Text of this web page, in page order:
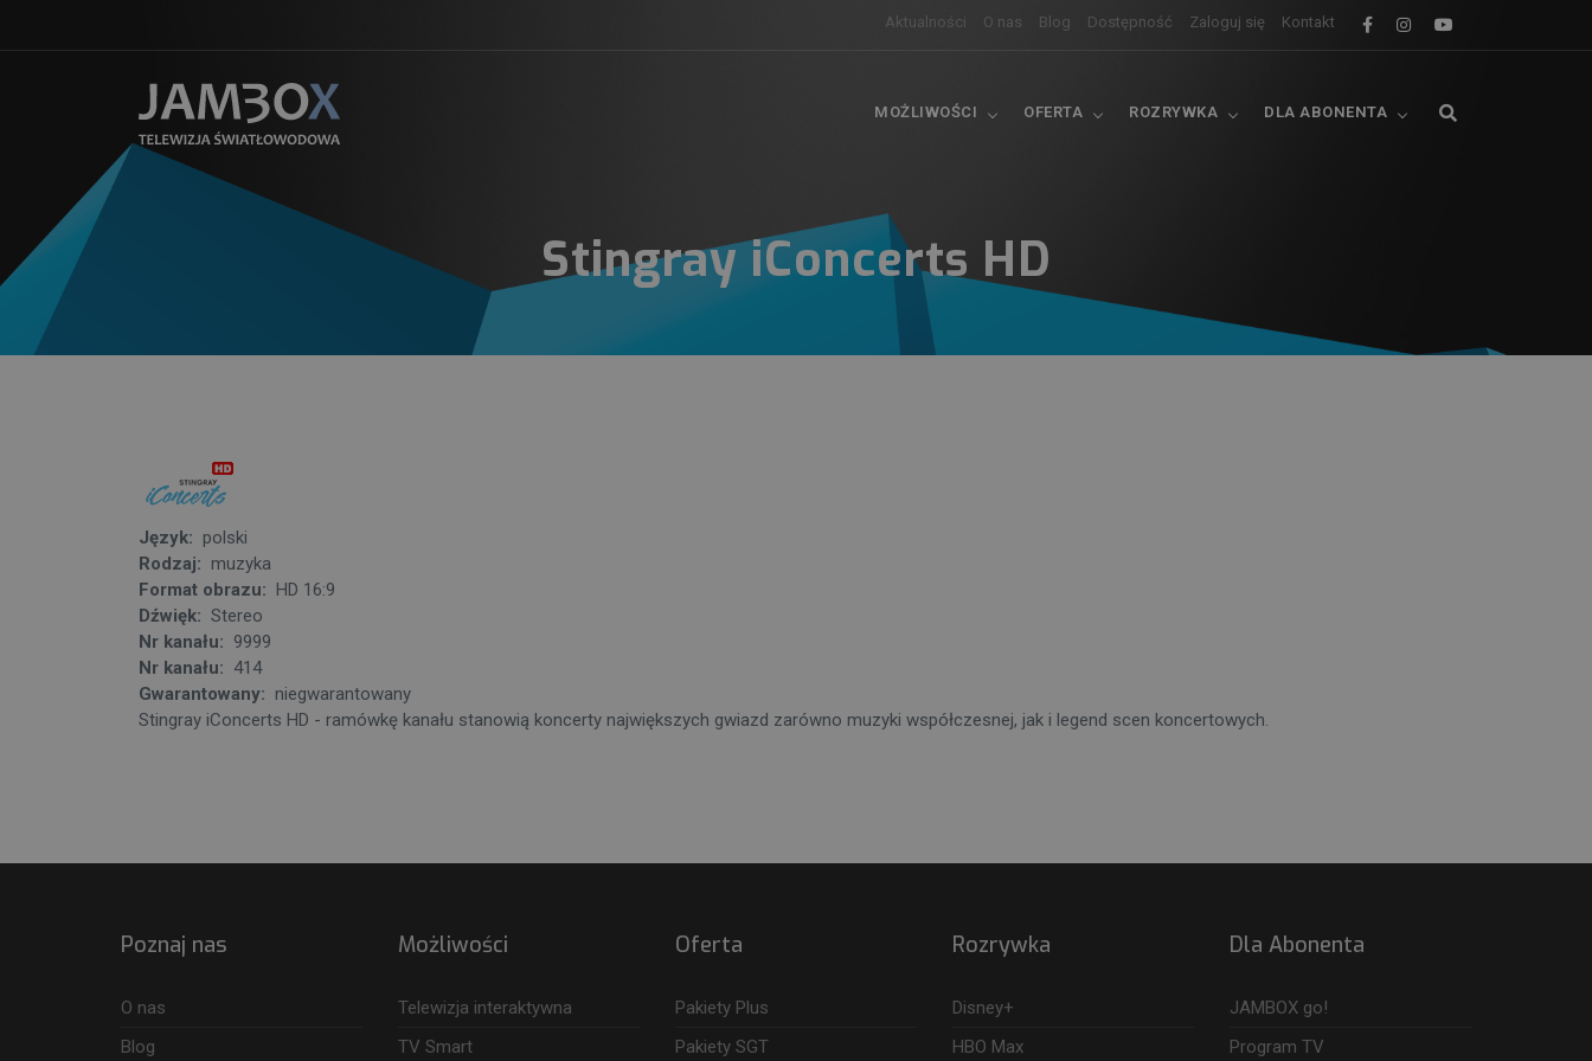
Aktualności O nas Blog Dostępność Zaloguj się Kontakt
MOŻLIWOŚCI OFERTA ROZRYWKA DLA ABONENTA
Stingray iConcerts HD
Język: polski
Rodzaj: muzyka
Format obrazu: HD 16:9
Dźwięk: Stereo
Nr kanału: 9999
Nr kanału: 414
Gwarantowany: niegwarantowany
Stingray iConcerts HD - ramówkę kanału stanowią koncerty największych gwiazd zarówno muzyki współczesnej, jak i legend scen koncertowych.
Poznaj nas
O nas
Blog
Możliwości
Telewizja interaktywna
TV Smart
Oferta
Pakiety Plus
Pakiety SGT
Rozrywka
Disney+
HBO Max
Dla Abonenta
JAMBOX go!
Program TV